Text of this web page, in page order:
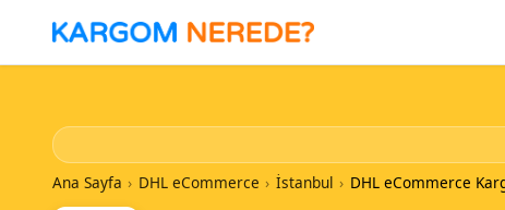
Ana Sayfa › DHL eCommerce › İstanbul › DHL eCommerce